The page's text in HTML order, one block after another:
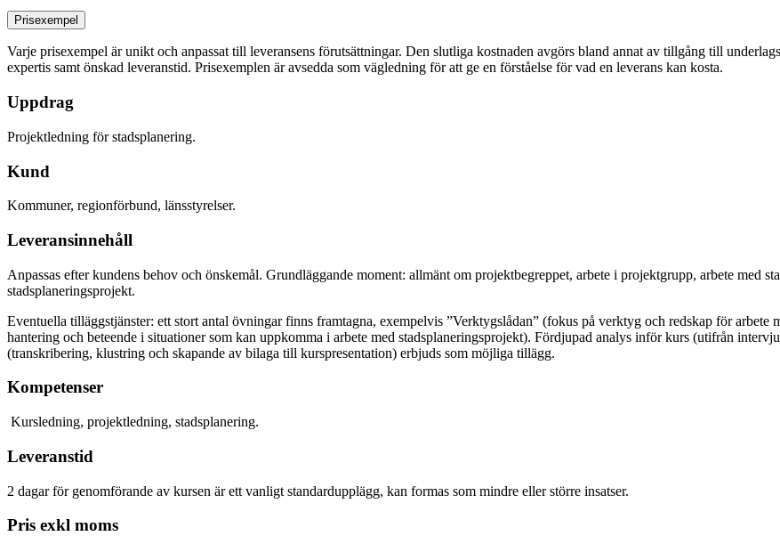
Prisexempel
Varje prisexempel är unikt och anpassat till leveransens förutsättningar. Den slutliga kostnaden avgörs bland annat av tillgång till
expertis samt önskad leveranstid. Prisexemplen är avsedda som vägledning för att ge en förståelse för vad en leverans kan kosta.
Uppdrag
Projektledning för stadsplanering.
Kund
Kommuner, regionförbund, länsstyrelser.
Leveransinnehåll
Anpassas efter kundens behov och önskemål. Grundläggande moment: allmänt om projektbegreppet, arbete i projektgrupp, arbete med
stadsplaneringsprojekt.
Eventuella tilläggstjänster: ett stort antal övningar finns framtagna, exempelvis ”Verktygslådan” (fokus på verktyg och redskap för arbete
hantering och beteende i situationer som kan uppkomma i arbete med stadsplaneringsprojekt). Fördjupad analys inför kurs (utifrån
(transkribering, klustring och skapande av bilaga till kurspresentation) erbjuds som möjliga tillägg.
Kompetenser
Kursledning, projektledning, stadsplanering.
Leveranstid
2 dagar för genomförande av kursen är ett vanligt standardupplägg, kan formas som mindre eller större insatser.
Pris exkl moms